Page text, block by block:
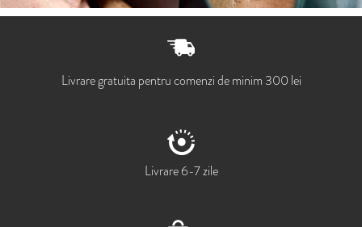
Livrare gratuita pentru comenzi de minim 300 lei
Livrare 6-7 zile